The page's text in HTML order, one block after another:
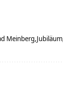
Meinberg Jubiläum